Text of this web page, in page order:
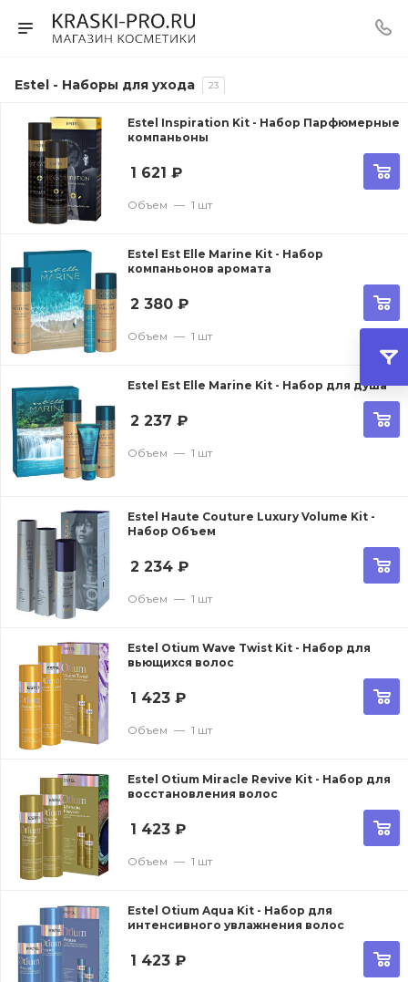
Estel - Наборы для ухода 23
Estel Inspiration Kit - Набор Парфюмерные
компаньоны
1 621 ₽
Объем — 1 шт
Estel Est Elle Marine Kit - Набор
компаньонов аромата
2 380 ₽
Объем — 1 шт
Estel Est Elle Marine Kit - Набор для душа
2 237 ₽
Объем — 1 шт
Estel Haute Couture Luxury Volume Kit -
Набор Объем
2 234 ₽
Объем — 1 шт
Estel Otium Wave Twist Kit - Набор для
вьющихся волос
1 423 ₽
Объем — 1 шт
Estel Otium Miracle Revive Kit - Набор для
восстановления волос
1 423 ₽
Объем — 1 шт
Estel Otium Aqua Kit - Набор для
интенсивного увлажнения волос
1 423 ₽